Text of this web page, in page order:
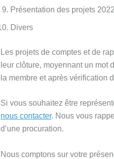
Présentation des projets
Divers
Les projets de comptes et de
leur clôture, moyennant un mot
la membre et après vérification
Si vous souhaitez être
nous contacter. Nous vous
d’une procuration.
Nous comptons sur votre